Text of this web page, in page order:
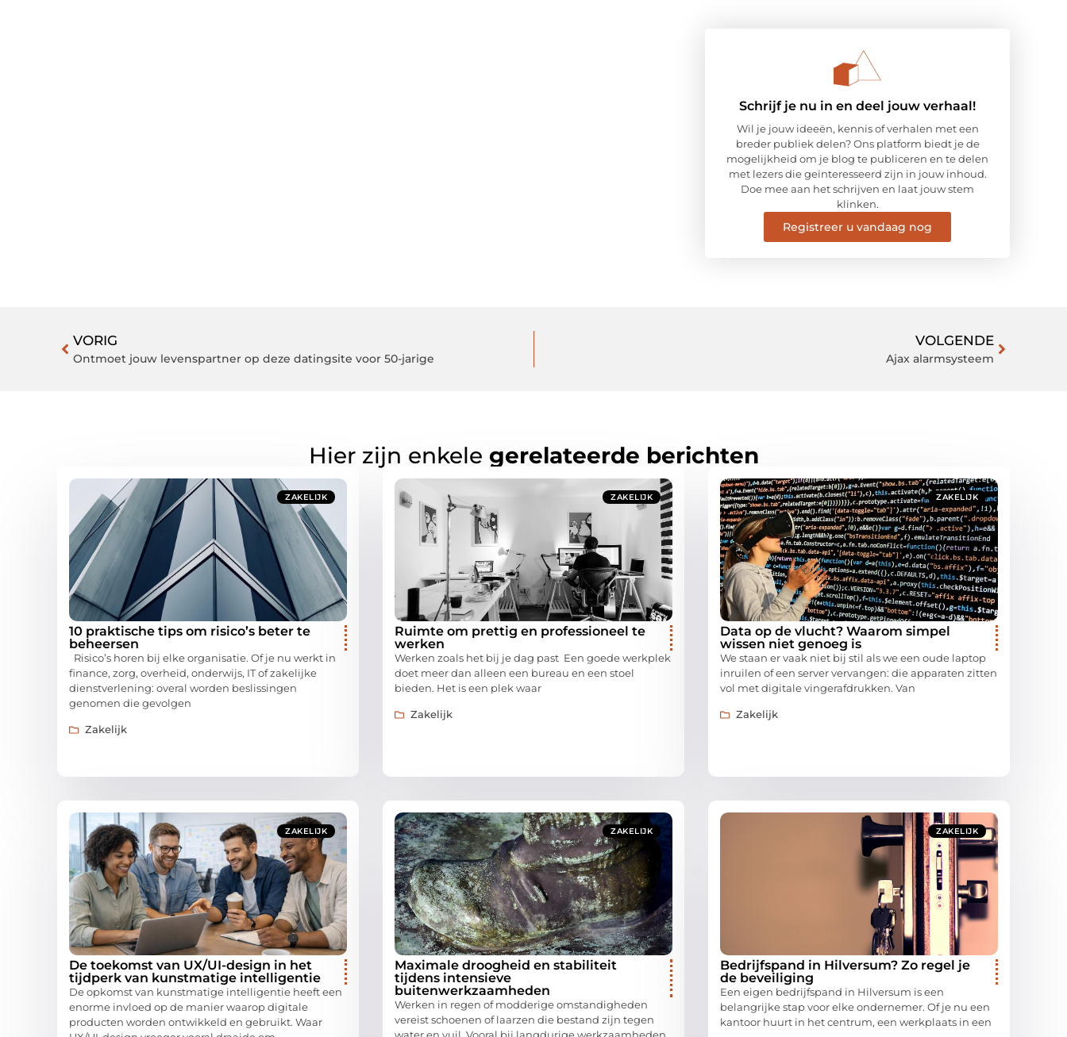
Schrijf je nu in en deel jouw verhaal!
Wil je jouw ideeën, kennis of verhalen met een
breder publiek delen? Ons platform biedt je de
mogelijkheid om je blog te publiceren en te delen
met lezers die geïnteresseerd zijn in jouw inhoud.
Doe mee aan het schrijven en laat jouw stem
klinken.
Registreer u vandaag nog
VORIG
Ontmoet jouw levenspartner op deze datingsite voor 50-jarige
VOLGENDE
Ajax alarmsysteem
Hier zijn enkele gerelateerde berichten
ZAKELIJK
10 praktische tips om risico’s beter te
beheersen
Risico’s horen bij elke organisatie. Of je nu werkt in
finance, zorg, overheid, onderwijs, IT of zakelijke
dienstverlening: overal worden beslissingen
genomen die gevolgen
Zakelijk
ZAKELIJK
Ruimte om prettig en professioneel te
werken
Werken zoals het bij je dag past Een goede werkplek
doet meer dan alleen een bureau en een stoel
bieden. Het is een plek waar
Zakelijk
ZAKELIJK
Data op de vlucht? Waarom simpel
wissen niet genoeg is
We staan er vaak niet bij stil als we een oude laptop
inruilen of een server vervangen: die apparaten zitten
vol met digitale vingerafdrukken. Van
Zakelijk
ZAKELIJK
De toekomst van UX/UI-design in het
tijdperk van kunstmatige intelligentie
De opkomst van kunstmatige intelligentie heeft een
enorme invloed op de manier waarop digitale
producten worden ontwikkeld en gebruikt. Waar
ZAKELIJK
Maximale droogheid en stabiliteit
tijdens intensieve
buitenwerkzaamheden
Werken in regen of modderige omstandigheden
vereist schoenen of laarzen die bestand zijn tegen
ZAKELIJK
Bedrijfspand in Hilversum? Zo regel je
de beveiliging
Een eigen bedrijfspand in Hilversum is een
belangrijke stap voor elke ondernemer. Of je nu een
kantoor huurt in het centrum, een werkplaats in een